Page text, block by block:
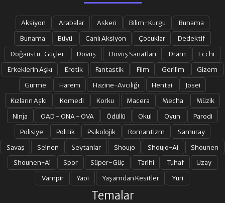
Aksiyon Arabalar Askeri Bilim-Kurgu
Bunama
Bunama
Büyü Canlı Aksiyon Çocuklar
Dedektif
Doğaüstü-Güçler
Dövüş Dövüş Sanatları Dram
Ecchi
Erkeklerin Aşkı
Erotik Fantastik Film Gerilim
Gizem
Gurme
Harem Hazine-Avcılığı Hentai
Josei
Kızların Aşkı
Komedi Korku Macera Mecha
Müzik
Ninja
OAD - ONA - OVA Ödüllü Okul Oyun
Parodi
Polisiye
Politik Psikolojik Romantizm
Samuray
Savaş
Seinen Şeytanlar Shoujo Shoujo-Ai
Shounen
Shounen-Ai
Spor Süper-Güç Tarihi Tuhaf
Uzay
Vampir
Yaoi Yaşamdan Kesitler Yuri
Temalar